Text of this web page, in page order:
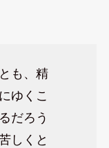
も、精
ゆくこ
だろう
しくと